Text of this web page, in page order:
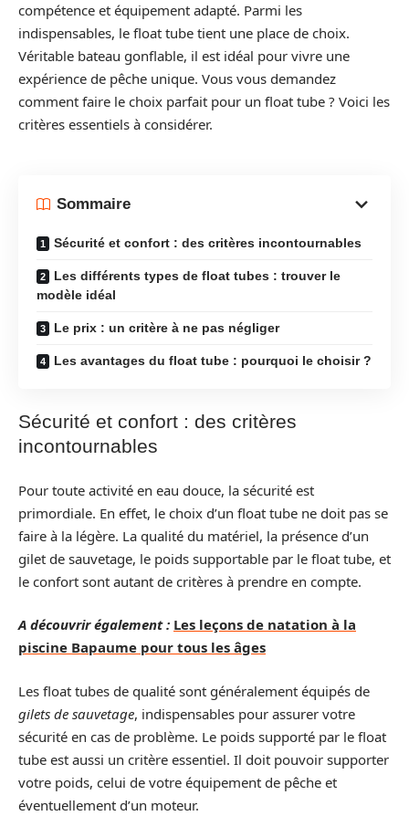
compétence et équipement adapté. Parmi les
indispensables, le float tube tient une place de choix.
Véritable bateau gonflable, il est idéal pour vivre une
expérience de pêche unique. Vous vous demandez
comment faire le choix parfait pour un float tube ? Voici les
critères essentiels à considérer.
Sommaire
Sécurité et confort : des critères incontournables
Les différents types de float tubes : trouver le
modèle idéal
Le prix : un critère à ne pas négliger
Les avantages du float tube : pourquoi le choisir ?
Sécurité et confort : des critères
incontournables
Pour toute activité en eau douce, la sécurité est
primordiale. En effet, le choix d’un float tube ne doit pas se
faire à la légère. La qualité du matériel, la présence d’un
gilet de sauvetage, le poids supportable par le float tube, et
le confort sont autant de critères à prendre en compte.
A découvrir également : Les leçons de natation à la
piscine Bapaume pour tous les âges
Les float tubes de qualité sont généralement équipés de
gilets de sauvetage, indispensables pour assurer votre
sécurité en cas de problème. Le poids supporté par le float
tube est aussi un critère essentiel. Il doit pouvoir supporter
votre poids, celui de votre équipement de pêche et
éventuellement d’un moteur.